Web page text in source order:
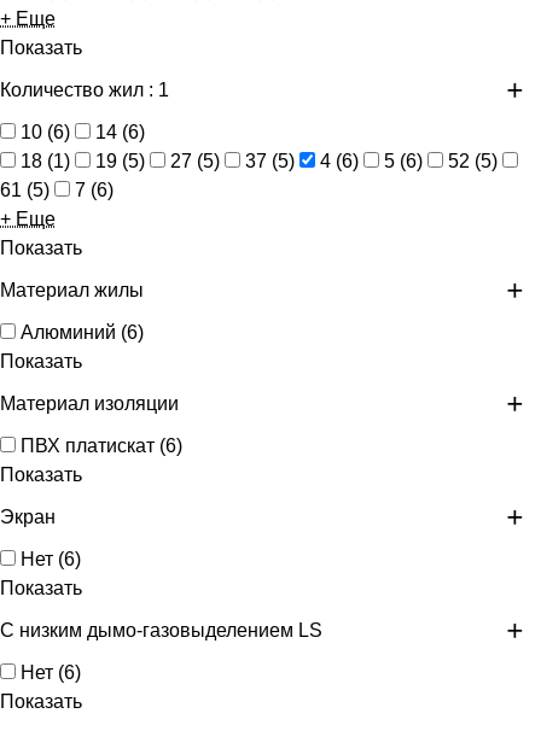
+ Еще
Показать
Количество жил : 1
10 (6) 14 (6)
18 (1) 19 (5) 27 (5) 37 (5) 4 (6) 5 (6) 52 (5)
61 (5) 7 (6)
+ Еще
Показать
Материал жилы
Алюминий (6)
Показать
Материал изоляции
ПВХ платискат (6)
Показать
Экран
Нет (6)
Показать
С низким дымо-газовыделением LS
Нет (6)
Показать